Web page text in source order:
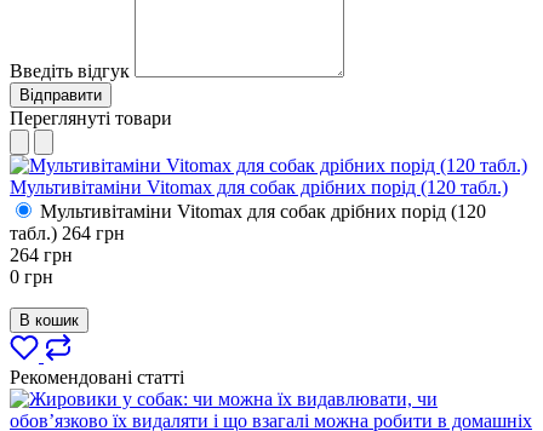
Введіть відгук
Відправити
Переглянуті товари
Мультивітаміни Vitomax для собак дрібних порід (120 табл.)
Мультивітаміни Vitomax для собак дрібних порід (120
табл.) 264 грн
264 грн
0 грн
В кошик
Рекомендовані статті